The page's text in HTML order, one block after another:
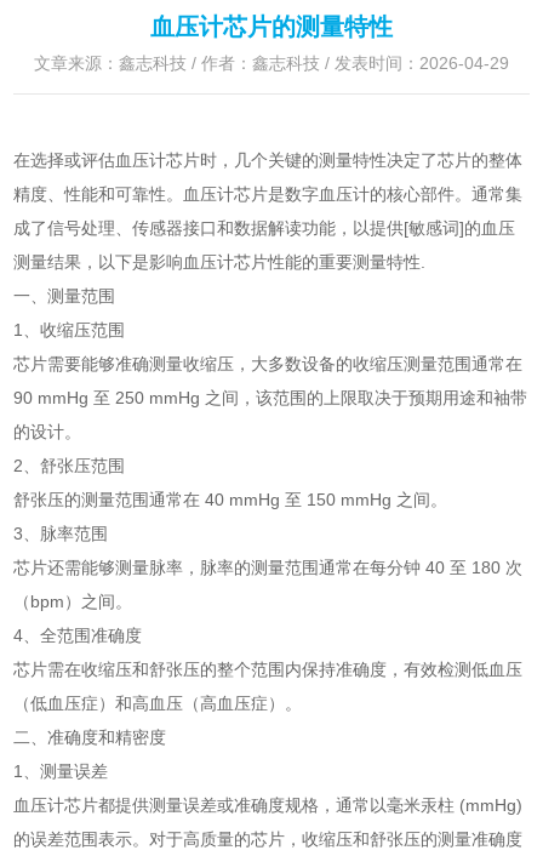
血压计芯片的测量特性
文章来源：鑫志科技 / 作者：鑫志科技 / 发表时间：2026-04-29
在选择或评估血压计芯片时，几个关键的测量特性决定了芯片的整体
精度、性能和可靠性。血压计芯片是数字血压计的核心部件。通常集
成了信号处理、传感器接口和数据解读功能，以提供[敏感词]的血压
测量结果，以下是影响血压计芯片性能的重要测量特性.
一、测量范围
1、收缩压范围
芯片需要能够准确测量收缩压，大多数设备的收缩压测量范围通常在
90 mmHg 至 250 mmHg 之间，该范围的上限取决于预期用途和袖带
的设计。
2、舒张压范围
舒张压的测量范围通常在 40 mmHg 至 150 mmHg 之间。
3、脉率范围
芯片还需能够测量脉率，脉率的测量范围通常在每分钟 40 至 180 次
（bpm）之间。
4、全范围准确度
芯片需在收缩压和舒张压的整个范围内保持准确度，有效检测低血压
（低血压症）和高血压（高血压症）。
二、准确度和精密度
1、测量误差
血压计芯片都提供测量误差或准确度规格，通常以毫米汞柱 (mmHg)
的误差范围表示。对于高质量的芯片，收缩压和舒张压的测量准确度